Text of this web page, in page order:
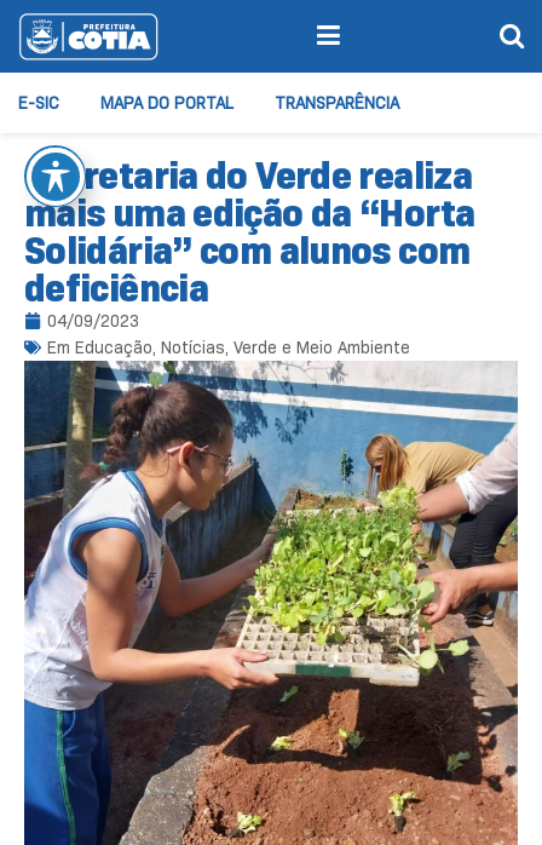
E-SIC MAPA DO PORTAL TRANSPARÊNCIA
Secretaria do Verde realiza
mais uma edição da “Horta
Solidária” com alunos com
deficiência
04/09/2023
Em Educação, Notícias, Verde e Meio Ambiente